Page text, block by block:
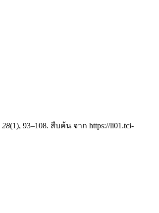
28(1), 93–108. สืบค้น จาก https://li01.tci-